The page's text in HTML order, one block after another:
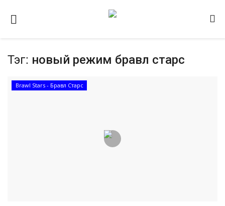
Видео
Тэг: новый режим бравл старс
Brawl Stars - Бравл Старс